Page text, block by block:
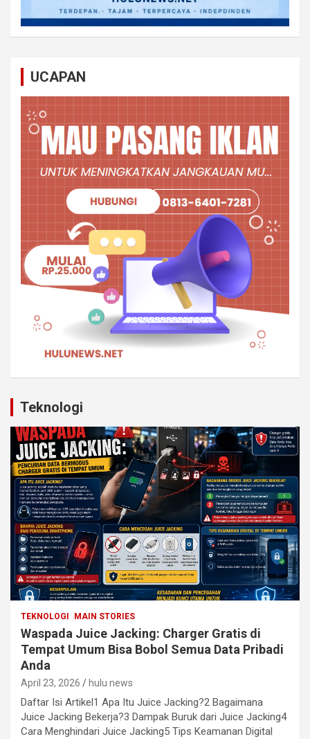
UCAPAN
Teknologi
TEKNOLOGI MAIN STORIES
Waspada Juice Jacking: Charger Gratis di
Tempat Umum Bisa Bobol Semua Data Pribadi
Anda
April 23, 2026 hulu news
Daftar Isi Artikel1 Apa Itu Juice Jacking?2 Bagaimana
Juice Jacking Bekerja?3 Dampak Buruk dari Juice Jacking4
Cara Menghindari Juice Jacking5 Tips Keamanan Digital